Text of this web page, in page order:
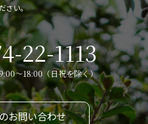
さい。
22-1113
～18:00（日祝を除く）
お問い合わせ